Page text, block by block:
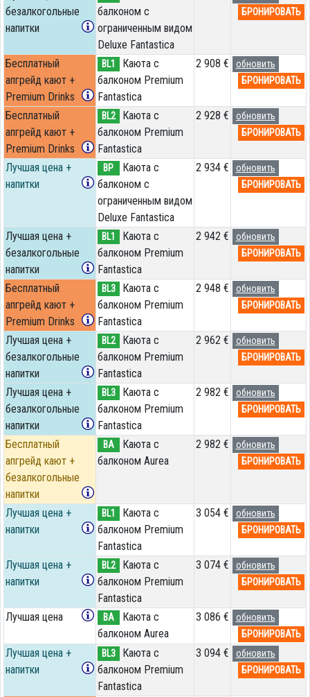
безалкогольные
напитки
балконом c
ограниченным видом
Deluxe Fantastica
БРОНИРОВАТЬ
Бесплатный
апгрейд кают +
Premium Drinks
BL1
Каюта с
балконом Premium
Fantastica
2 908 €
обновить
БРОНИРОВАТЬ
Бесплатный
апгрейд кают +
Premium Drinks
BL2
Каюта с
балконом Premium
Fantastica
2 928 €
обновить
БРОНИРОВАТЬ
Лучшая цена +
напитки
BP
Каюта с
балконом c
ограниченным видом
Deluxe Fantastica
2 934 €
обновить
БРОНИРОВАТЬ
Лучшая цена +
безалкогольные
напитки
BL1
Каюта с
балконом Premium
Fantastica
2 942 €
обновить
БРОНИРОВАТЬ
Бесплатный
апгрейд кают +
Premium Drinks
BL3
Каюта с
балконом Premium
Fantastica
2 948 €
обновить
БРОНИРОВАТЬ
Лучшая цена +
безалкогольные
напитки
BL2
Каюта с
балконом Premium
Fantastica
2 962 €
обновить
БРОНИРОВАТЬ
Лучшая цена +
безалкогольные
напитки
BL3
Каюта с
балконом Premium
Fantastica
2 982 €
обновить
БРОНИРОВАТЬ
Бесплатный
апгрейд кают +
безалкогольные
напитки
BA
Каюта с
балконом Aurea
2 982 €
обновить
БРОНИРОВАТЬ
Лучшая цена +
напитки
BL1
Каюта с
балконом Premium
Fantastica
3 054 €
обновить
БРОНИРОВАТЬ
Лучшая цена +
напитки
BL2
Каюта с
балконом Premium
Fantastica
3 074 €
обновить
БРОНИРОВАТЬ
Лучшая цена BA
Каюта с
балконом Aurea
3 086 €
обновить
БРОНИРОВАТЬ
Лучшая цена +
напитки
BL3
Каюта с
балконом Premium
Fantastica
3 094 €
обновить
БРОНИРОВАТЬ